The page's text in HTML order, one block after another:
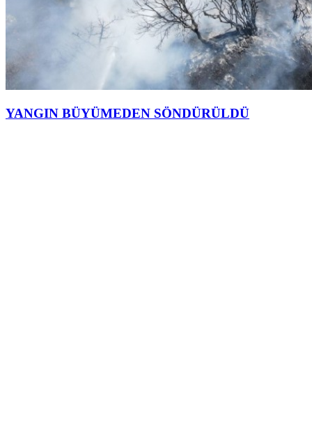
YANGIN BÜYÜMEDEN SÖNDÜRÜLDÜ